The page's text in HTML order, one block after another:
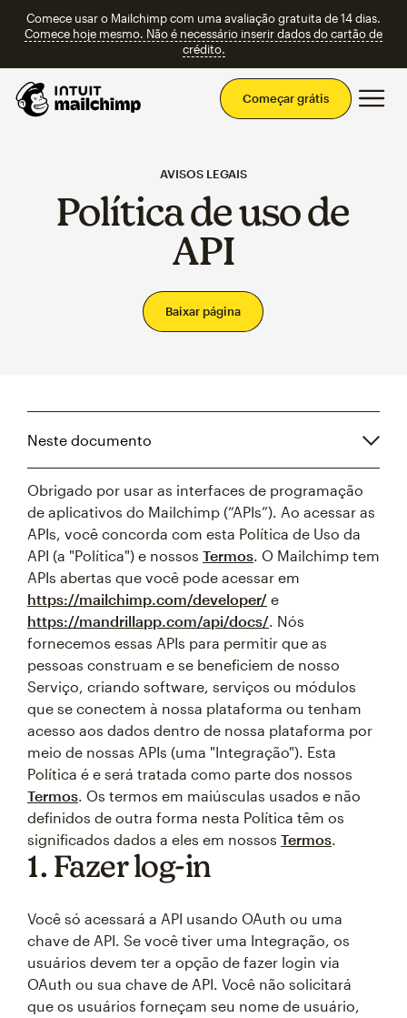
Comece usar o Mailchimp com uma avaliação gratuita de 14 dias.
Comece hoje mesmo. Não é necessário inserir dados do cartão de
crédito.
Começar grátis
AVISOS LEGAIS
Política de uso de
API
Baixar página
Neste documento
Obrigado por usar as interfaces de programação
de aplicativos do Mailchimp (“APIs”). Ao acessar as
APIs, você concorda com esta Política de Uso da
API (a "Política") e nossos Termos. O Mailchimp tem
APIs abertas que você pode acessar em
https://mailchimp.com/developer/ e
https://mandrillapp.com/api/docs/. Nós
fornecemos essas APIs para permitir que as
pessoas construam e se beneficiem de nosso
Serviço, criando software, serviços ou módulos
que se conectem à nossa plataforma ou tenham
acesso aos dados dentro de nossa plataforma por
meio de nossas APIs (uma "Integração"). Esta
Política é e será tratada como parte dos nossos
Termos. Os termos em maiúsculas usados e não
definidos de outra forma nesta Política têm os
significados dados a eles em nossos Termos.
1. Fazer log-in
Você só acessará a API usando OAuth ou uma
chave de API. Se você tiver uma Integração, os
usuários devem ter a opção de fazer login via
OAuth ou sua chave de API. Você não solicitará
que os usuários forneçam seu nome de usuário,